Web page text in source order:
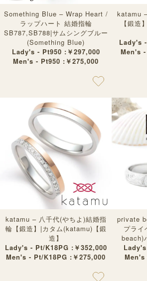
Something Blue – Wrap Heart /
ラップハート 結婚指輪
SB787,SB788|サムシングブルー
(Something Blue)
Lady's - Pt950 :￥297,000
Men's - Pt950 :￥275,000
katamu
【鍛造
Lady's
Men's -
katamu – 八千代(やちよ)結婚指
輪【鍛造】|カタム(katamu)【鍛
造】
Lady's - Pt/K18PG :￥352,000
Men's - Pt/K18PG :￥275,000
private
プラ
beach)
Men's